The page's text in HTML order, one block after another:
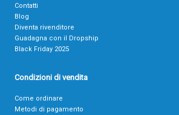
Contatti
Blog
Diventa rivenditore
Guadagna con il Dropship
Black Friday 2025
Condizioni di vendita
Come ordinare
Metodi di pagamento